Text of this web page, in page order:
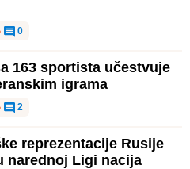
0
163 sportista učestvuje
igrama
2
reprezentacije Rusije
narednoj Ligi nacija